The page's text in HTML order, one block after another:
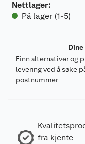
Nettlager:
På lager (1-5)
Finn alternativer og
levering ved å søke
postnummer
fra kjente